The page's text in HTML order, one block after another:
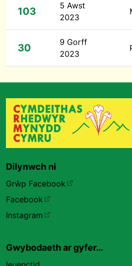
103
5 Awst
2023
30
9 Gorff
2023
Dilynwch ni
Grŵp Facebook
Facebook
Instagram
Gwybodaeth ar gyfer…